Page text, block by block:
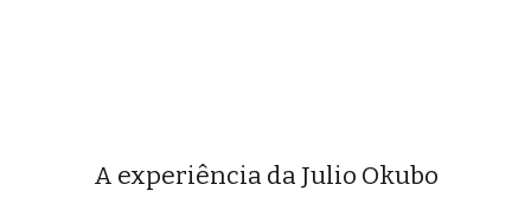
A experiência da Julio Okubo